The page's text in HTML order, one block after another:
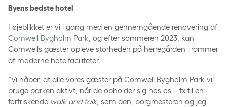
Byens bedste hotel
I øjeblikket er vi i gang med en gennemgående renovering af
Comwell Bygholm Park , og efter sommeren 2023, kan
Comwells gæster opleve storheden på herregården i rammer
af moderne hotelfaciliteter.
”Vi håber, at alle vores gæster på Comwell Bygholm Park vil
bruge parken aktivt, når de opholder sig hos os – fx til en
forfriskende walk and talk, som den, borgmesteren og jeg